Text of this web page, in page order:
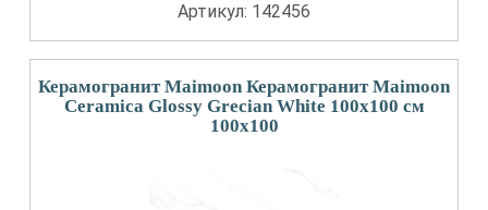
Артикул: 142456
Керамогранит Maimoon Керамогранит Maimoon
Ceramica Glossy Grecian White 100х100 см
100x100